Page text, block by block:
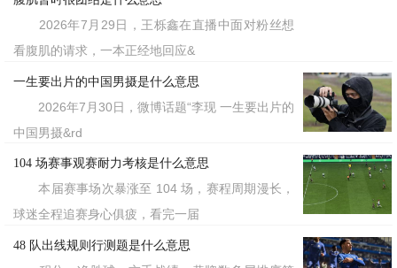
2026年7月29日，王栎鑫在直播中面对粉丝想
看腹肌的请求，一本正经地回应&
一生要出片的中国男摄是什么意思
2026年7月30日，微博话题“李现 一生要出片的
中国男摄&rd
104 场赛事观赛耐力考核是什么意思
本届赛事场次暴涨至 104 场，赛程周期漫长，
球迷全程追赛身心俱疲，看完一届
48 队出线规则行测题是什么意思